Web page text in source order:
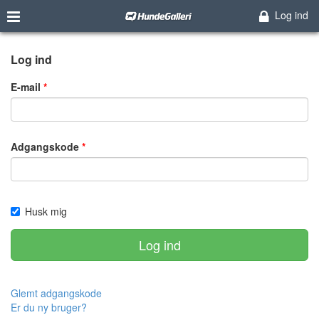
Log ind
Log ind
E-mail
Adgangskode
Husk mig
Log ind
Glemt adgangskode
Er du ny bruger?